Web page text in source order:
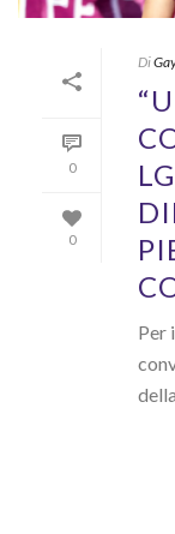
0
0
Di
Per